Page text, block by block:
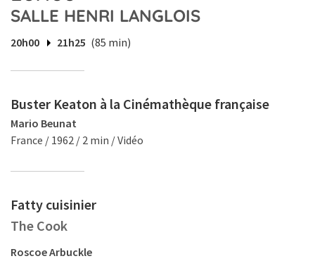
SALLE HENRI LANGLOIS
20h00 21h25 (85 min)
Buster Keaton à la Cinémathèque française
Mario Beunat
France / 1962 / 2 min / Vidéo
Fatty cuisinier
The Cook
Roscoe Arbuckle